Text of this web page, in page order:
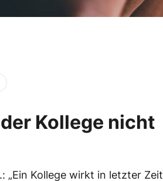
Kollege nicht
„Ein Kollege wirkt in letzter Zeit